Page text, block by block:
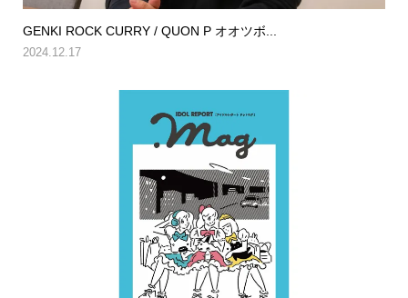
GENKI ROCK CURRY / QUON P オオツボ...
2024.12.17